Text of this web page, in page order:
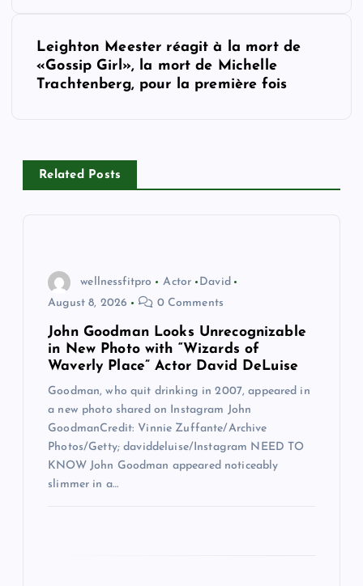
v
Leighton Meester réagit à la mort de
«Gossip Girl», la mort de Michelle
Trachtenberg, pour la première fois
Related Posts
wellnessfitpro Actor
David
August 8, 2026
0 Comments
John Goodman Looks Unrecognizable
in New Photo with “Wizards of
Waverly Place” Actor David DeLuise
Goodman, who quit drinking in 2007, appeared in
a new photo shared on Instagram John
GoodmanCredit: Vinnie Zuffante/Archive
Photos/Getty; daviddeluise/Instagram NEED TO
KNOW John Goodman appeared noticeably
slimmer in a…